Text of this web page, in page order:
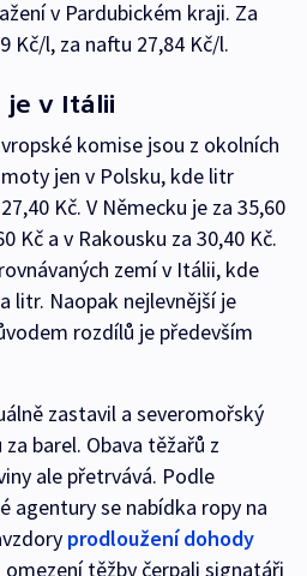
v Pardubickém kraji. Za
Kč/l, za naftu 27,84 Kč/l.
je v Itálii
komise jsou z okolních
jen v Polsku, kde litr
Kč. V Německu je za 35,60
Kč a v Rakousku za 30,40 Kč.
zemí v Itálii, kde
litr. Naopak nejlevnější je
rozdílů je především
zastavil a severomořský
barel. Obava těžařů z
ale přetrvává. Podle
agentury se nabídka ropy na
prodloužení dohody
omezení těžby čerpali signatáři